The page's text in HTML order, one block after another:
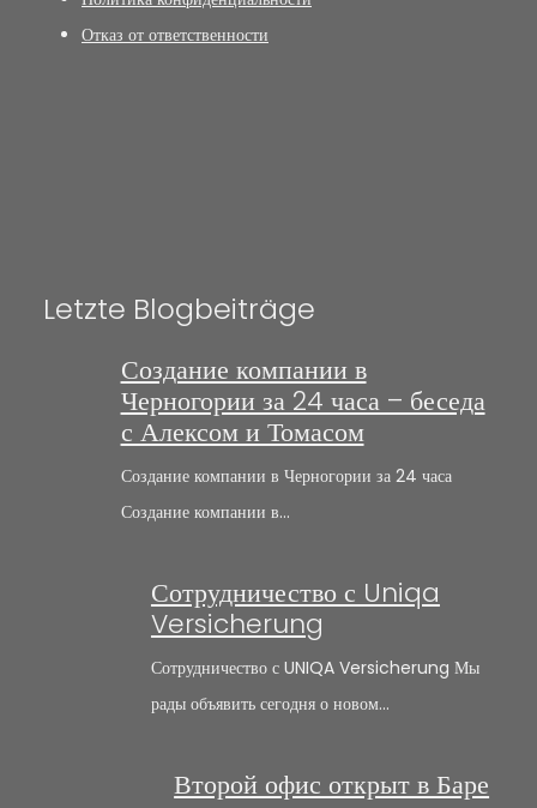
Отказ от ответственности
Letzte Blogbeiträge
Создание компании в
Черногории за 24 часа – беседа
с Алексом и Томасом
Создание компании в Черногории за 24 часа
Создание компании в…
Сотрудничество с Uniqa
Versicherung
Сотрудничество с UNIQA Versicherung Мы
рады объявить сегодня о новом…
Второй офис открыт в Баре